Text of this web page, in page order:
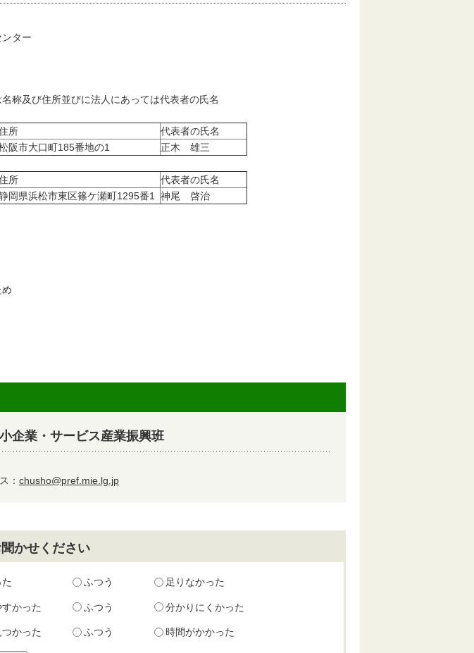
ター
称及び住所並びに法人にあっては代表者の氏名
所
代表者の氏名
阪市大口町185番地の1
正木 雄三
所
代表者の氏名
岡県浜松市東区篠ケ瀬町1295番1 神尾 啓治
業・サービス産業振興班
： chusho@pref.mie.lg.jp
かせください
ふつう 足りなかった
かった ふつう 分かりにくかった
かった ふつう 時間がかかった